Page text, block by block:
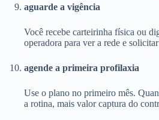
aguarde a vigência
Você recebe carteirinha física ou
operadora para ver a rede e
agende a primeira profilaxia
Use o plano no primeiro mês.
a rotina, mais valor captura do